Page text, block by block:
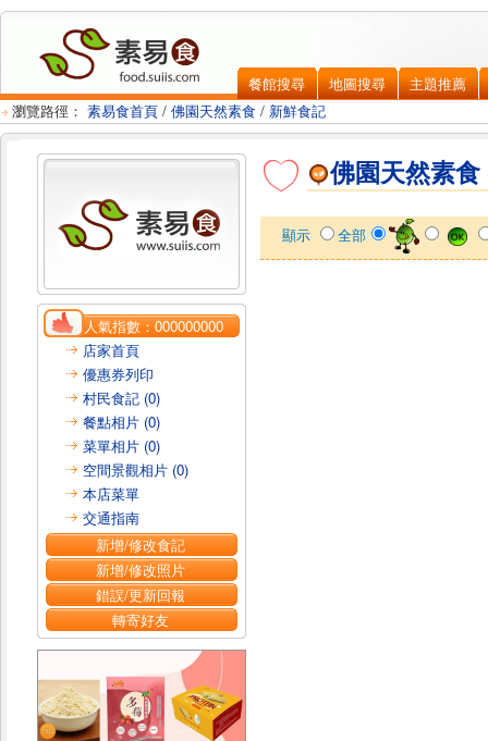
餐館搜尋 地圖搜尋
主題推薦
瀏覽路徑： 素易食首頁 / 佛園天然素食 / 新鮮食記
人氣指數：000000000
店家首頁
優惠券列印
村民食記 (0)
餐點相片 (0)
菜單相片 (0)
空間景觀相片 (0)
本店菜單
交通指南
新增/修改食記
新增/修改照片
錯誤/更新回報
轉寄好友
佛園天然素食
顯示 全部